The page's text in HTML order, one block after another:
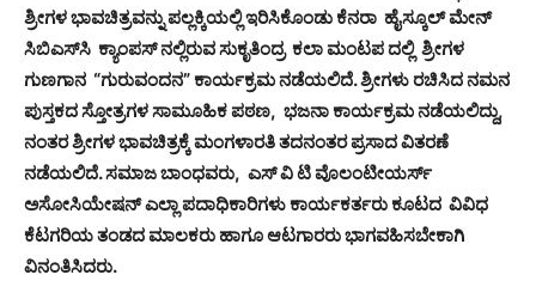
ಶ್ರೀಗಳ ಭಾವಚಿತ್ರವನ್ನು ಪಲ್ಲಕ್ಕಿಯಲ್ಲಿ ಇರಿಸಿಕೊಂಡು ಕೆನರಾ ಹೈಸ್ಕೂಲ್ ಮೇನ್
ಸಿಬಿಎಸ್‌ಸಿ ಕ್ಯಾಂಪಸ್ ನಲ್ಲಿರುವ ಸುಕೃತಿಂದ್ರ ಕಲಾ ಮಂಟಪ ದಲ್ಲಿ ಶ್ರೀಗಳ
ಗುಣಗಾನ “ಗುರುವಂದನ” ಕಾರ್ಯಕ್ರಮ ನಡೆಯಲಿದೆ. ಶ್ರೀಗಳು ರಚಿಸಿದ ನಮನ
ಪುಸ್ತಕದ ಸ್ತೋತ್ರಗಳ ಸಾಮೂಹಿಕ ಪಠಣ, ಭಜನಾ ಕಾರ್ಯಕ್ರಮ ನಡೆಯಲಿದ್ದು,
ನಂತರ ಶ್ರೀಗಳ ಭಾವಚಿತ್ರಕ್ಕೆ ಮಂಗಳಾರತಿ ತದನಂತರ ಪ್ರಸಾದ ವಿತರಣೆ
ನಡೆಯಲಿದೆ. ಸಮಾಜ ಬಾಂಧವರು, ಎಸ್ ವಿ ಟಿ ವೊಲಂಟೀಯರ್ಸ್
ಅಸೋಸಿಯೇಷನ್ ಎಲ್ಲಾ ಪದಾಧಿಕಾರಿಗಳು ಕಾರ್ಯಕರ್ತರು ಕೂಟದ ವಿವಿಧ
ಕೆಟಗರಿಯ ತಂಡದ ಮಾಲಕರು ಹಾಗೂ ಆಟಗಾರರು ಭಾಗವಹಿಸಬೇಕಾಗಿ
ವಿನಂತಿಸಿದರು.